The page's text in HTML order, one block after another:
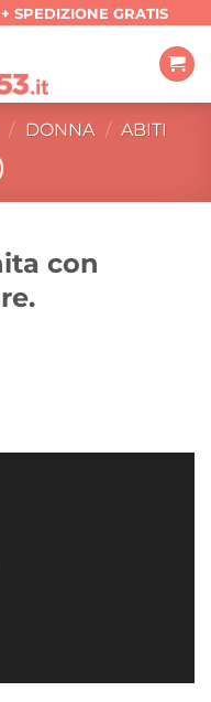
SPEDIZIONE GRATIS
/ DONNA / ABITI
con